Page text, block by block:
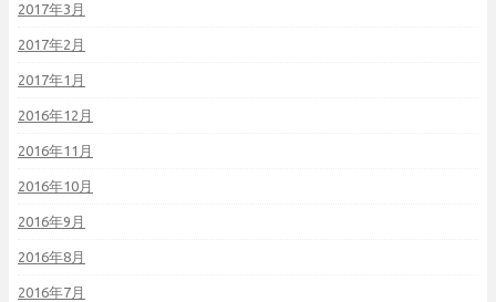
2017年3月
2017年2月
2017年1月
2016年12月
2016年11月
2016年10月
2016年9月
2016年8月
2016年7月